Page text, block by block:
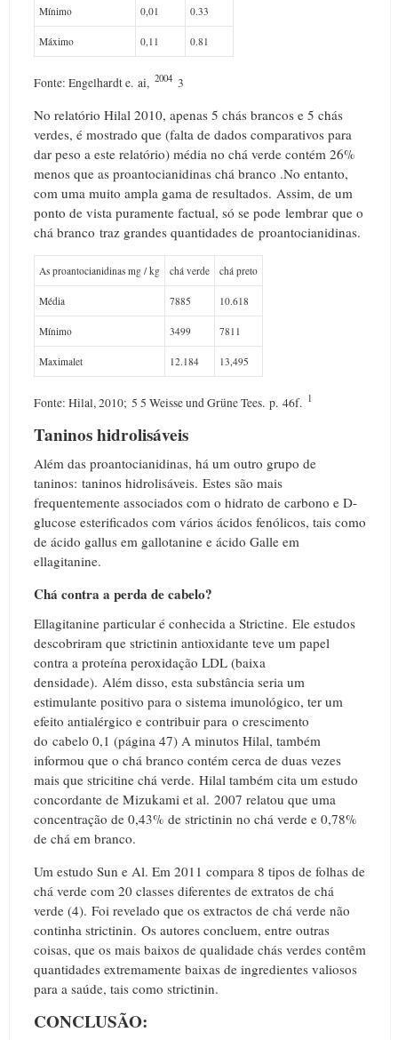
Mínimo 0,01 0.33
Máximo 0,11 0.81
Fonte: Engelhardt e. ai, 2004 3
No relatório Hilal 2010, apenas 5 chás brancos e 5 chás
verdes, é mostrado que (falta de dados comparativos para
dar peso a este relatório) média no chá verde contém 26%
menos que as proantocianidinas chá branco .No entanto,
com uma muito ampla gama de resultados. Assim, de um
ponto de vista puramente factual, só se pode lembrar que o
chá branco traz grandes quantidades de proantocianidinas.
As proantocianidinas mg / kg chá verde chá preto
Média 7885 10.618
Mínimo 3499 7811
Maximalet 12.184 13,495
Fonte: Hilal, 2010; 5 5 Weisse und Grüne Tees. p. 46f. 1
Taninos hidrolisáveis
Além das proantocianidinas, há um outro grupo de
taninos: taninos hidrolisáveis. Estes são mais
frequentemente associados com o hidrato de carbono e D-
glucose esterificados com vários ácidos fenólicos, tais como
de ácido gallus em gallotanine e ácido Galle em
ellagitanine.
Chá contra a perda de cabelo?
Ellagitanine particular é conhecida a Strictine. Ele estudos
descobriram que strictinin antioxidante teve um papel
contra a proteína peroxidação LDL (baixa
densidade). Além disso, esta substância seria um
estimulante positivo para o sistema imunológico, ter um
efeito antialérgico e contribuir para o crescimento
do cabelo 0,1 (página 47) A minutos Hilal, também
informou que o chá branco contém cerca de duas vezes
mais que stricitine chá verde. Hilal também cita um estudo
concordante de Mizukami et al. 2007 relatou que uma
concentração de 0,43% de strictinin no chá verde e 0,78%
de chá em branco.
Um estudo Sun e Al. Em 2011 compara 8 tipos de folhas de
chá verde com 20 classes diferentes de extratos de chá
verde (4). Foi revelado que os extractos de chá verde não
continha strictinin. Os autores concluem, entre outras
coisas, que os mais baixos de qualidade chás verdes contêm
quantidades extremamente baixas de ingredientes valiosos
para a saúde, tais como strictinin.
CONCLUSÃO: